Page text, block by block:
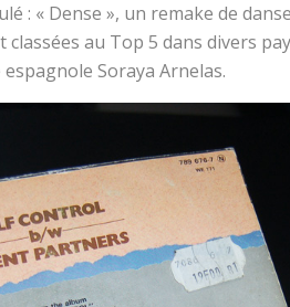
: « Dense », un remake de
classées au Top 5 dans divers
Soraya Arnelas.